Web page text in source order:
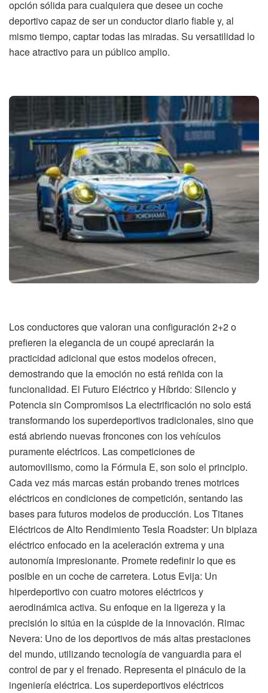
opción sólida para cualquiera que desee un coche
deportivo capaz de ser un conductor diario fiable y, al
mismo tiempo, captar todas las miradas. Su versatilidad lo
hace atractivo para un público amplio.
Los conductores que valoran una configuración 2+2 o
prefieren la elegancia de un coupé apreciarán la
practicidad adicional que estos modelos ofrecen,
demostrando que la emoción no está reñida con la
funcionalidad. El Futuro Eléctrico y Híbrido: Silencio y
Potencia sin Compromisos La electrificación no solo está
transformando los superdeportivos tradicionales, sino que
está abriendo nuevas froncones con los vehículos
puramente eléctricos. Las competiciones de
automovilismo, como la Fórmula E, son solo el principio.
Cada vez más marcas están probando trenes motrices
eléctricos en condiciones de competición, sentando las
bases para futuros modelos de producción. Los Titanes
Eléctricos de Alto Rendimiento Tesla Roadster: Un biplaza
eléctrico enfocado en la aceleración extrema y una
autonomía impresionante. Promete redefinir lo que es
posible en un coche de carretera. Lotus Evija: Un
hiperdeportivo con cuatro motores eléctricos y
aerodinámica activa. Su enfoque en la ligereza y la
precisión lo sitúa en la cúspide de la innovación. Rimac
Nevera: Uno de los deportivos de más altas prestaciones
del mundo, utilizando tecnología de vanguardia para el
control de par y el frenado. Representa el pináculo de la
ingeniería eléctrica. Los superdeportivos eléctricos